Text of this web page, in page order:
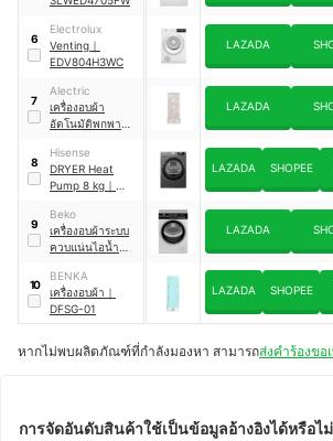
6
Electrolux
Venting ｜
EDV804H3WC
LAZADA
7
Alectric
เครื่องอบผ้า
อัตโนมัติพกพา
LAZADA
8
Hisense
DRYER Heat
Pump 8 kg ｜
LAZADA SHOPEE
9
Beko
เครื่องอบผ้าระบบ
ควบแน่นไอน้ำ
LAZADA
10
BENKA
เครื่องอบผ้า ｜
DFSG-01
LAZADA SHOPEE
หากไม่พบผลิตภัณฑ์ที่กำลังมองหา สามารถส่งคำร้องขอ
การจัดอันดับสินค้าใช้เป็นข้อมูลอ้างอิงได้หรือไ